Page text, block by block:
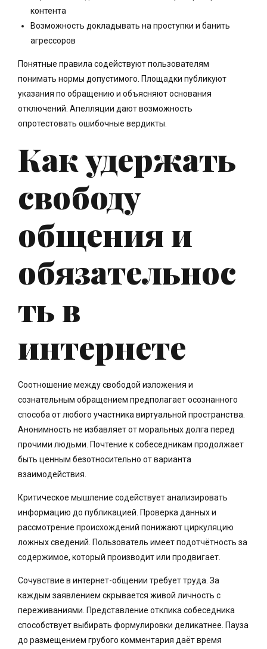
контента
Возможность докладывать на проступки и банить
агрессоров
Понятные правила содействуют пользователям
понимать нормы допустимого. Площадки публикуют
указания по обращению и объясняют основания
отключений. Апелляции дают возможность
опротестовать ошибочные вердикты.
Как удержать
свободу
общения и
обязательнос
ть в
интернете
Соотношение между свободой изложения и
сознательным обращением предполагает осознанного
способа от любого участника виртуальной пространства.
Анонимность не избавляет от моральных долга перед
прочими людьми. Почтение к собеседникам продолжает
быть ценным безотносительно от варианта
взаимодействия.
Критическое мышление содействует анализировать
информацию до публикацией. Проверка данных и
рассмотрение происхождений понижают циркуляцию
ложных сведений. Пользователь имеет подотчётность за
содержимое, который производит или продвигает.
Сочувствие в интернет-общении требует труда. За
каждым заявлением скрывается живой личность с
переживаниями. Представление отклика собеседника
способствует выбирать формулировки деликатнее. Пауза
до размещением грубого комментария даёт время